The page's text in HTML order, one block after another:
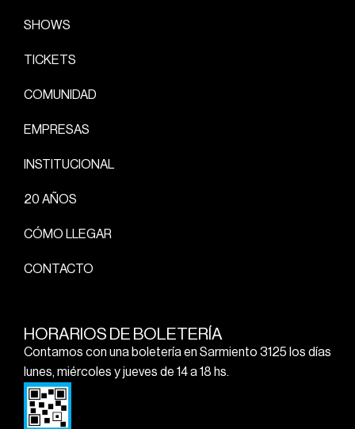
SHOWS
TICKETS
COMUNIDAD
EMPRESAS
INSTITUCIONAL
20 AÑOS
CÓMO LLEGAR
CONTACTO
HORARIOS DE BOLETERÍA
Contamos con una boletería en Sarmiento 3125 los días
lunes, miércoles y jueves de 14 a 18 hs.